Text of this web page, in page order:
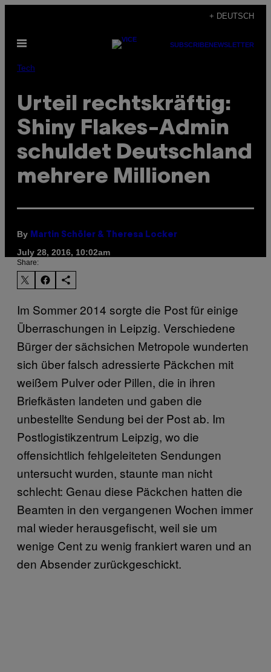
content
+ DEUTSCH
Open
SUBSCRIBENEWSLETTER
Tech
Urteil rechtskräftig:
Shiny Flakes-Admin
schuldet Deutschland
mehrere Millionen
By Martin Schöler & Theresa Locker
July 28, 2016, 10:02am
Share:
Im Sommer 2014 sorgte die Post für einige
Überraschungen in Leipzig. Verschiedene
Bürger der sächsichen Metropole wunderten
sich über falsch adressierte Päckchen mit
weißem Pulver oder Pillen, die in ihren
Briefkästen landeten und gaben die
unbestellte Sendung bei der Post ab. Im
Postlogistikzentrum Leipzig, wo die
offensichtlich fehlgeleiteten Sendungen
untersucht wurden, staunte man nicht
schlecht: Genau diese Päckchen hatten die
Beamten in den vergangenen Wochen immer
mal wieder herausgefischt, weil sie um
wenige Cent zu wenig frankiert waren und an
den Absender zurückgeschickt.